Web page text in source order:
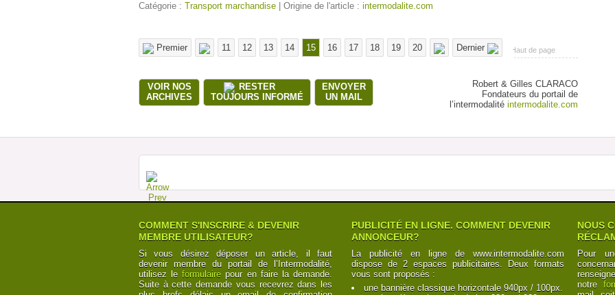
Catégorie : Transport marchandise | Origine de l'article : intermodalite.com
Premier 11 12 13 14 15 16 17 18 19 20 Dernier Haut de page
VOIR NOS
ARCHIVES
RESTER
TOUJOURS INFORMÉ
ENVOYER
UN MAIL
Robert & Gilles CLARACO
Fondateurs du portail de
l’intermodalité intermodalite.com
COMMENT S'INSCRIRE & DEVENIR
MEMBRE UTILISATEUR?
Si vous désirez déposer un article, il faut
devenir membre du portail de l’Intermodalité,
utilisez leformulaire pour en faire la demande.
Suite à cette demande vous recevrez dans les
PUBLICITÉ EN LIGNE. COMMENT DEVENIR
ANNONCEUR?
La publicité en ligne de www.intermodalite.com
dispose de 2 espaces publicitaires. Deux formats
vous sont proposés :
une bannière classique horizontale 940px / 100px.
NOUS
Pour
notre